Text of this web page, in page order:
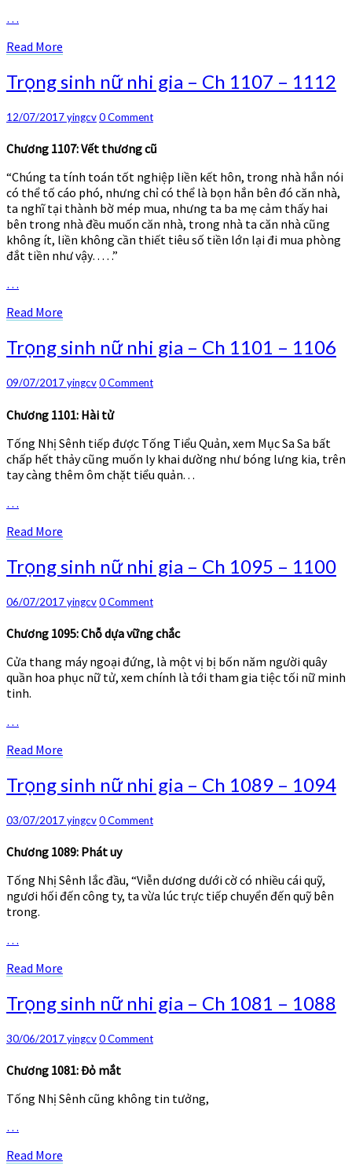
…
Read More
Trọng
sinh
nhi
gia
–
Ch
1107
–
1112
Trọng sinh nữ nhi gia – Ch 1107 – 1112
12/07/2017yingcvComments
0 Comment
Chương 1107: Vết thương cũ
“Chúng ta tính toán tốt nghiệp liền kết hôn, trong nhà hắn nói
có thể tố cáo phó, nhưng chỉ có thể là bọn hắn bên đó căn nhà,
ta nghĩ tại thành bờ mép mua, nhưng ta ba mẹ cảm thấy hai
bên trong nhà đều muốn căn nhà, trong nhà ta căn nhà cũng
không ít, liền không cần thiết tiêu số tiền lớn lại đi mua phòng
đắt tiền như vậy… . .”
…
Read More
Trọng
sinh
nhi
–
Ch
1101
–
1106
Trọng sinh nữ nhi gia – Ch 1101 – 1106
09/07/2017yingcvComments
0 Comment
Chương 1101: Hài tử
Tống Nhị Sênh tiếp được Tống Tiểu Quản, xem Mục Sa Sa bất
chấp hết thảy cũng muốn ly khai dường như bóng lưng kia, trên
tay càng thêm ôm chặt tiểu quản. . .
…
Read More
Trọng
sinh
nhi
–
Ch
1095
–
1100
Trọng sinh nữ nhi gia – Ch 1095 – 1100
06/07/2017yingcvComments
0 Comment
Chương 1095: Chỗ dựa vững chắc
Cửa thang máy ngoại đứng, là một vị bị bốn năm người quây
quần hoa phục nữ tử, xem chính là tới tham gia tiệc tối nữ minh
tinh.
…
Read More
Trọng
sinh
nhi
–
Ch
1089
–
1094
Trọng sinh nữ nhi gia – Ch 1089 – 1094
03/07/2017yingcvComments
0 Comment
Chương 1089: Phát uy
Tống Nhị Sênh lắc đầu, “Viễn dương dưới cờ có nhiều cái quỹ,
ngươi hối đến công ty, ta vừa lúc trực tiếp chuyển đến quỹ bên
trong.
…
Read More
Trọng
sinh
nhi
gia
–
Ch
1081
Trọng sinh nữ nhi gia – Ch 1081 – 1088
30/06/2017yingcvComments
0 Comment
Chương 1081: Đỏ mắt
Tống Nhị Sênh cũng không tin tưởng,
…
Read More